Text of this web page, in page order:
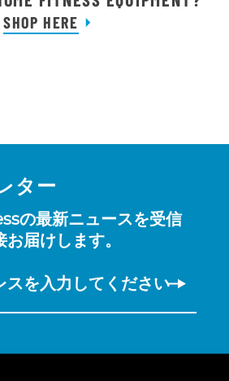
SHOP HERE
ター
の最新ニュースを受信
お届けします。
スを入力してください